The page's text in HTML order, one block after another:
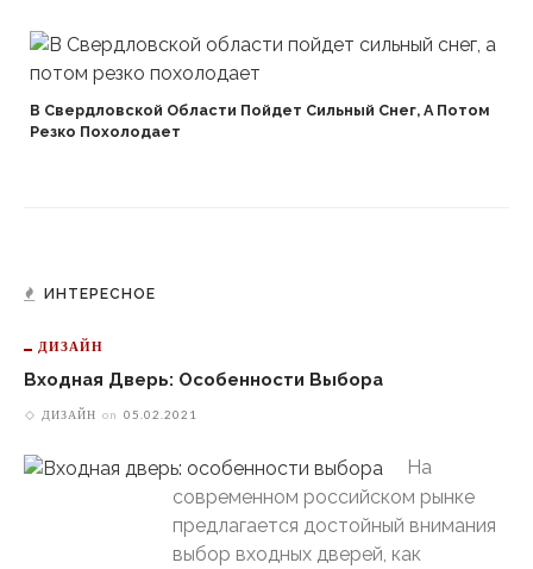
В Свердловской Области Пойдет Сильный Снег, А Потом
Резко Похолодает
ИНТЕРЕСНОЕ
ДИЗАЙН
Входная Дверь: Особенности Выбора
ДИЗАЙН on 05.02.2021
На
современном российском рынке
предлагается достойный внимания
выбор входных дверей, как